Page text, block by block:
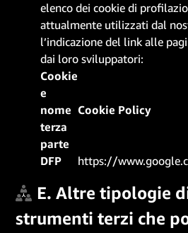
elenco dei cookie di
attualmente utilizzati dal
l’indicazione del link alle
dai loro sviluppatori:
Cookie
e
nome
terza
parte
Cookie Policy
DFP https://
E. Altre tipologie
strumenti terzi che